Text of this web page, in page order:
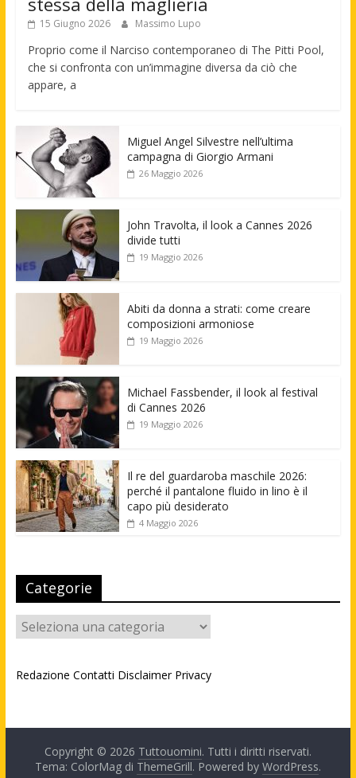
15 Giugno 2026 Massimo Lupo
Proprio come il Narciso contemporaneo di The Pitti Pool,
che si confronta con un’immagine diversa da ciò che
appare, a
Miguel Angel Silvestre nell’ultima
campagna di Giorgio Armani
26 Maggio 2026
John Travolta, il look a Cannes 2026
divide tutti
19 Maggio 2026
Abiti da donna a strati: come creare
composizioni armoniose
19 Maggio 2026
Michael Fassbender, il look al festival
di Cannes 2026
19 Maggio 2026
Il re del guardaroba maschile 2026:
perché il pantalone fluido in lino è il
capo più desiderato
4 Maggio 2026
Categorie
Categorie
Redazione Contatti Disclaimer Privacy
Copyright © 2026 Tuttouomini. Tutti i diritti riservati.
Tema: ColorMag di ThemeGrill. Powered by WordPress.